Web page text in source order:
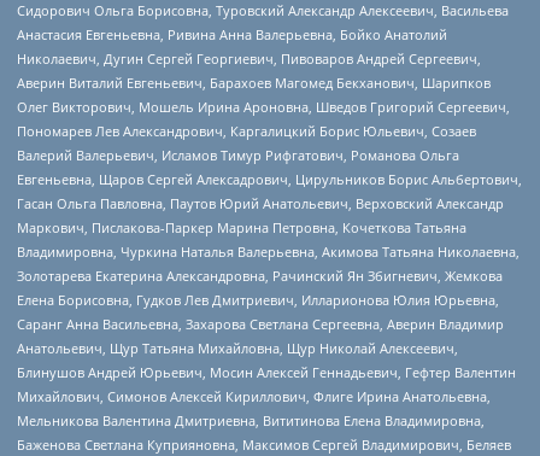
Сидорович Ольга Борисовна, Туровский Александр Алексеевич, Васильева
Анастасия Евгеньевна, Ривина Анна Валерьевна, Бойко Анатолий
Николаевич, Дугин Сергей Георгиевич, Пивоваров Андрей Сергеевич,
Аверин Виталий Евгеньевич, Барахоев Магомед Бекханович, Шарипков
Олег Викторович, Мошель Ирина Ароновна, Шведов Григорий Сергеевич,
Пономарев Лев Александрович, Каргалицкий Борис Юльевич, Созаев
Валерий Валерьевич, Исламов Тимур Рифгатович, Романова Ольга
Евгеньевна, Щаров Сергей Алексадрович, Цирульников Борис Альбертович,
Гасан Ольга Павловна, Паутов Юрий Анатольевич, Верховский Александр
Маркович, Пислакова-Паркер Марина Петровна, Кочеткова Татьяна
Владимировна, Чуркина Наталья Валерьевна, Акимова Татьяна Николаевна,
Золотарева Екатерина Александровна, Рачинский Ян Збигневич, Жемкова
Елена Борисовна, Гудков Лев Дмитриевич, Илларионова Юлия Юрьевна,
Саранг Анна Васильевна, Захарова Светлана Сергеевна, Аверин Владимир
Анатольевич, Щур Татьяна Михайловна, Щур Николай Алексеевич,
Блинушов Андрей Юрьевич, Мосин Алексей Геннадьевич, Гефтер Валентин
Михайлович, Симонов Алексей Кириллович, Флиге Ирина Анатольевна,
Мельникова Валентина Дмитриевна, Вититинова Елена Владимировна,
Баженова Светлана Куприяновна, Максимов Сергей Владимирович, Беляев